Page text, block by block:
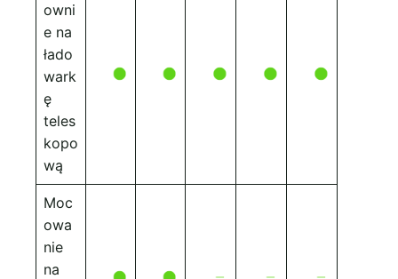
owni
e na
łado
wark
ę
teles
kopo
wą
Moc
owa
nie
na